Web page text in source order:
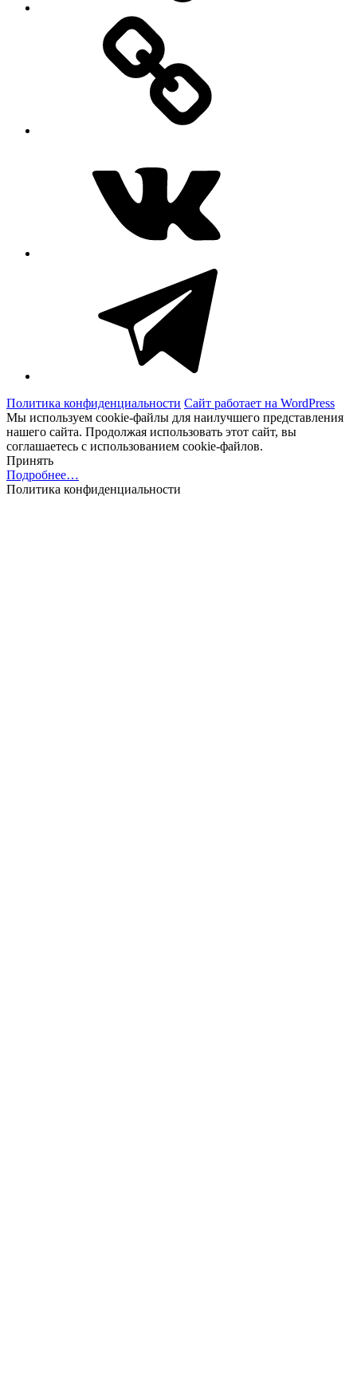
Политика конфиденциальности Сайт работает на WordPress
Мы используем cookie-файлы для наилучшего представления
нашего сайта. Продолжая использовать этот сайт, вы
соглашаетесь с использованием cookie-файлов.
Принять
Подробнее…
Политика конфиденциальности